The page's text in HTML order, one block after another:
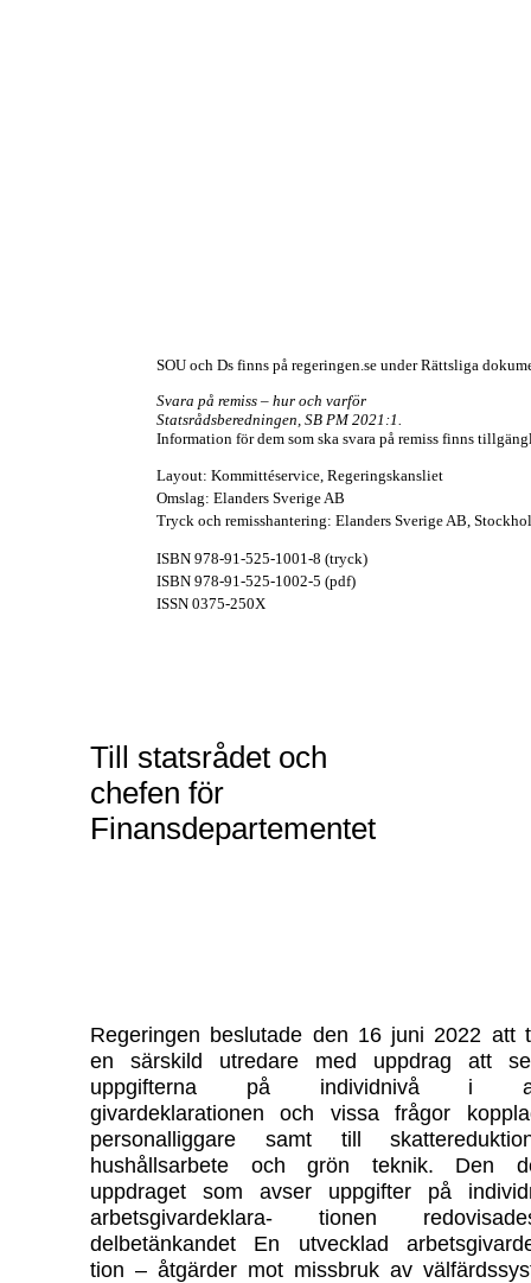
SOU och Ds finns på regeringen.se under Rättsliga
Svara på remiss – hur och varför
Statsrådsberedningen, SB PM 2021:1.
Information för dem som ska svara på remiss finns
Layout: Kommittéservice, Regeringskansliet
Omslag: Elanders Sverige AB
Tryck och remisshantering: Elanders Sverige AB,
ISBN 978-91-525-1001-8 (tryck)
ISBN 978-91-525-1002-5 (pdf)
ISSN 0375-250X
Till statsrådet och
chefen för
Finansdepartementet
Regeringen beslutade den 16 juni 2022 att
en särskild utredare med uppdrag att
uppgifterna på individnivå i
givardeklarationen och vissa frågor
personalliggare samt till
hushållsarbete och grön teknik. Den
uppdraget som avser uppgifter på
arbetsgivardeklara- tionen
delbetänkandet En utvecklad
tion – åtgärder mot missbruk av